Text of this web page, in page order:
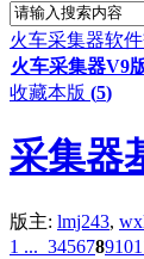
火车采集器软
火车采集器V9
收藏本版 (5)
采集器
版主: lmj243,
1 ... 345678910